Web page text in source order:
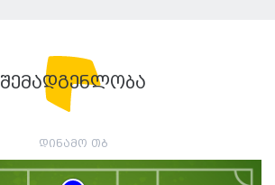
შემადგენლობა
დინამო თბ